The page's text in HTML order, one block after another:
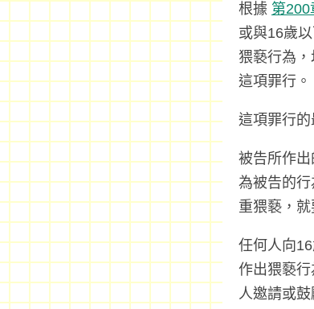
根據 第200
或與16歲
猥褻行為
這項罪行。
這項罪行的
被告所作
為被告的
重猥褻，
任何人向
作出猥褻
人邀請或